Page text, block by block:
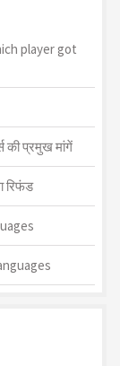
player got
की प्रमुख मांगें
रिफंड